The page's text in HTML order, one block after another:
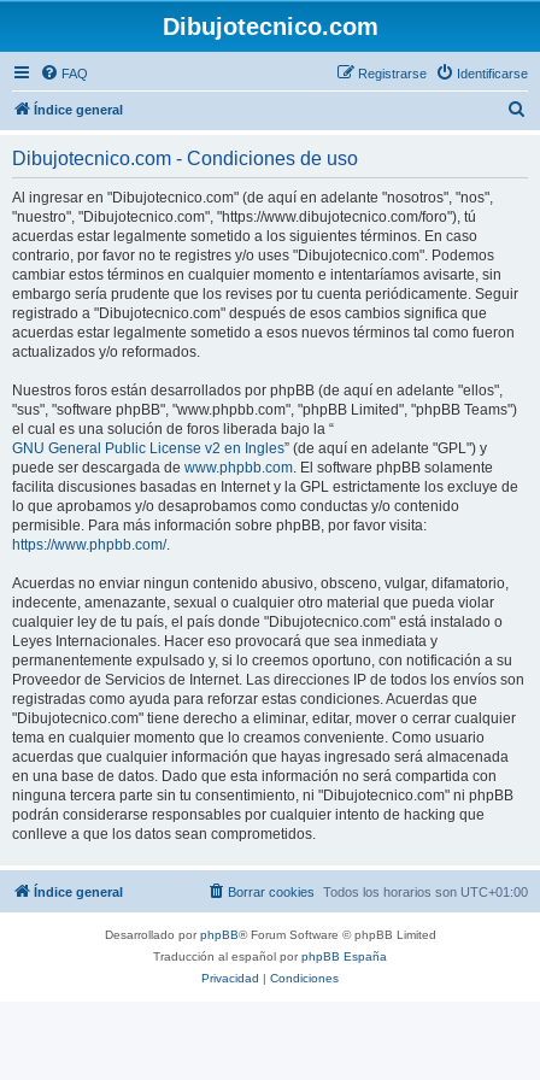
Dibujotecnico.com
FAQ Identificarse
Registrarse
Índice general
Dibujotecnico.com - Condiciones de uso
Al ingresar en "Dibujotecnico.com" (de aquí en adelante "nosotros", "nos",
"nuestro", "Dibujotecnico.com", "https://www.dibujotecnico.com/foro"), tú
acuerdas estar legalmente sometido a los siguientes términos. En caso
contrario, por favor no te registres y/o uses "Dibujotecnico.com". Podemos
cambiar estos términos en cualquier momento e intentaríamos avisarte, sin
embargo sería prudente que los revises por tu cuenta periódicamente. Seguir
registrado a "Dibujotecnico.com" después de esos cambios significa que
acuerdas estar legalmente sometido a esos nuevos términos tal como fueron
actualizados y/o reformados.
Nuestros foros están desarrollados por phpBB (de aquí en adelante "ellos",
"sus", "software phpBB", "www.phpbb.com", "phpBB Limited", "phpBB Teams")
el cual es una solución de foros liberada bajo la “
GNU General Public License v2 en Ingles” (de aquí en adelante "GPL") y
puede ser descargada de www.phpbb.com. El software phpBB solamente
facilita discusiones basadas en Internet y la GPL estrictamente los excluye de
lo que aprobamos y/o desaprobamos como conductas y/o contenido
permisible. Para más información sobre phpBB, por favor visita:
https://www.phpbb.com/.
Acuerdas no enviar ningun contenido abusivo, obsceno, vulgar, difamatorio,
indecente, amenazante, sexual o cualquier otro material que pueda violar
cualquier ley de tu país, el país donde "Dibujotecnico.com" está instalado o
Leyes Internacionales. Hacer eso provocará que sea inmediata y
permanentemente expulsado y, si lo creemos oportuno, con notificación a su
Proveedor de Servicios de Internet. Las direcciones IP de todos los envíos son
registradas como ayuda para reforzar estas condiciones. Acuerdas que
"Dibujotecnico.com" tiene derecho a eliminar, editar, mover o cerrar cualquier
tema en cualquier momento que lo creamos conveniente. Como usuario
acuerdas que cualquier información que hayas ingresado será almacenada
en una base de datos. Dado que esta información no será compartida con
ninguna tercera parte sin tu consentimiento, ni "Dibujotecnico.com" ni phpBB
podrán considerarse responsables por cualquier intento de hacking que
conlleve a que los datos sean comprometidos.
Índice general Todos los horarios son UTC+01:00
Borrar cookies
Desarrollado porphpBB® Forum Software © phpBB Limited
Traducción al español porphpBB España
Privacidad | Condiciones